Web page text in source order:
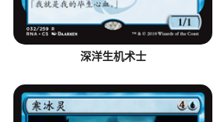
深洋生机术士